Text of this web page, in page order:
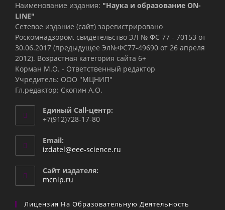
Наименование издания: "Наука и образование ON-
LINE"
Сетевое издание (сайт) зарегистрировано
Роскомнадзором, свидетельство ЭЛ № ФС 77 - 70153 от
30.06.2017 (предыдущее Эл№ФC77-49690 от 26 апреля
2012). Возрастная категория сайта 6+
Корман М.О. - Ответственный редактор
Учредитель: ООО "МЦНИП"
Гл.редактор: Скопин А.О.
Единый Call-центр:
+7(912)728-17-80
Email:
izdatel@eee-science.ru
Сайт издателя:
mcnip.ru
Лицензия На Образовательную Деятельность